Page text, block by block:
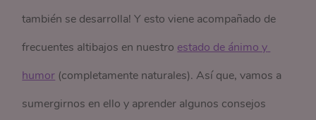
también se desarrolla! Y esto viene acompañado de
frecuentes altibajos en nuestro estado de ánimo y
humor (completamente naturales). Así que, vamos a
sumergirnos en ello y aprender algunos consejos